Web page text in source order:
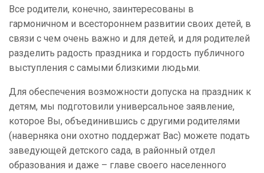
Все родители, конечно, заинтересованы в
гармоничном и всестороннем развитии своих детей, в
связи с чем очень важно и для детей, и для родителей
разделить радость праздника и гордость публичного
выступления с самыми близкими людьми.
Для обеспечения возможности допуска на праздник к
детям, мы подготовили универсальное заявление,
которое Вы, объединившись с другими родителями
(наверняка они охотно поддержат Вас) можете подать
заведующей детского сада, в районный отдел
образования и даже – главе своего населенного